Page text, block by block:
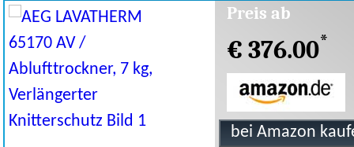
7kg
Preis ab
€ 376.00*